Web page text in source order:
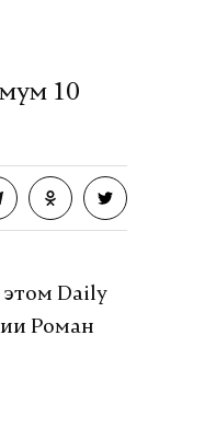
10
Daily
Роман